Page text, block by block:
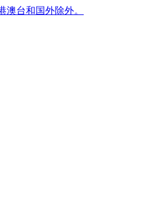
台和国外除外。